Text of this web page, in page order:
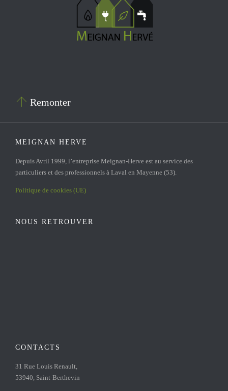
 Remonter
MEIGNAN HERVE
Depuis Avril 1999, l’entreprise Meignan-Herve est au service des
particuliers et des professionnels à Laval en Mayenne (53).
Politique de cookies (UE)
NOUS RETROUVER
CONTACTS
31 Rue Louis Renault,
53940, Saint-Berthevin